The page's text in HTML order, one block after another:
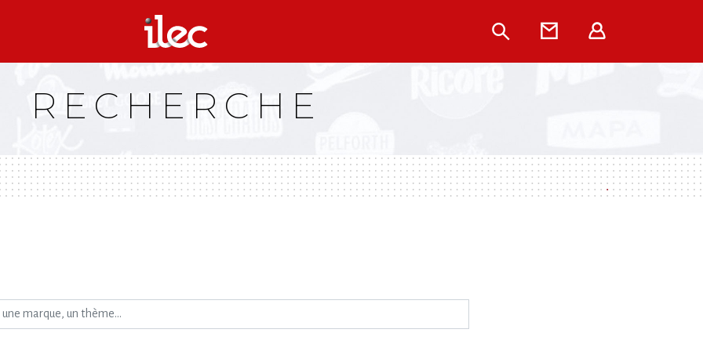
Rechercher
Contact
RECHERCHE